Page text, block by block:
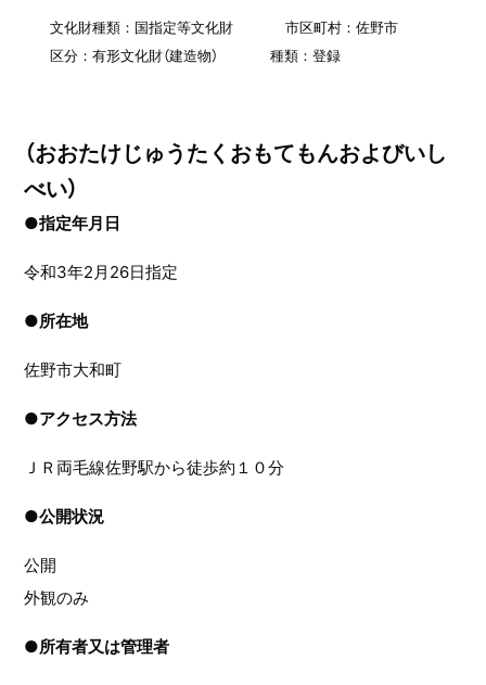
文化財種類：国指定等文化財
市区町村：佐野市
区分：有形文化財（建造物）
種類：登録
（おおたけじゅうたくおもてもんおよびいし
べい）
●指定年月日
令和3年2月26日指定
●所在地
佐野市大和町
●アクセス方法
ＪＲ両毛線佐野駅から徒歩約１０分
●公開状況
公開
外観のみ
●所有者又は管理者